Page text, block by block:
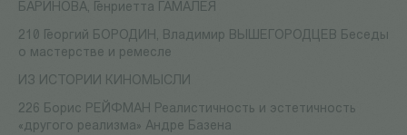
БАРИНОВА, Генриетта ГАМАЛЕЯ
210 Георгий БОРОДИН, Владимир ВЫШЕГОРОДЦЕВ Беседы
о мастерстве и ремесле
ИЗ ИСТОРИИ КИНОМЫСЛИ
226 Борис РЕЙФМАН Реалистичность и эстетичность
«другого реализма» Андре Базена